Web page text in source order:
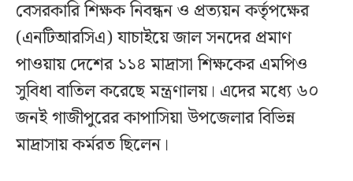
বেসরকারি শিক্ষক নিবন্ধন ও প্রত্যয়ন কর্তৃপক্ষের
(এনটিআরসিএ) যাচাইয়ে জাল সনদের প্রমাণ
পাওয়ায় দেশের ১১৪ মাদ্রাসা শিক্ষকের এমপিও
সুবিধা বাতিল করেছে মন্ত্রণালয়। এদের মধ্যে ৬০
জনই গাজীপুরের কাপাসিয়া উপজেলার বিভিন্ন
মাদ্রাসায় কর্মরত ছিলেন।